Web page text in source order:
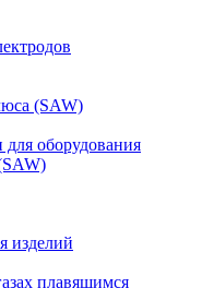
(SAW)
оборудования
изделий
плавящимся